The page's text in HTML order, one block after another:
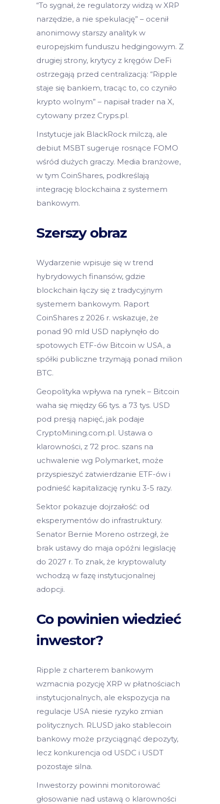
“To sygnał, że regulatorzy widzą w XRP
narzędzie, a nie spekulację” – ocenił
anonimowy starszy analityk w
europejskim funduszu hedgingowym. Z
drugiej strony, krytycy z kręgów DeFi
ostrzegają przed centralizacją: “Ripple
staje się bankiem, tracąc to, co czyniło
krypto wolnym” – napisał trader na X,
cytowany przez Cryps.pl.
Instytucje jak BlackRock milczą, ale
debiut MSBT sugeruje rosnące FOMO
wśród dużych graczy. Media branżowe,
w tym CoinShares, podkreślają
integrację blockchaina z systemem
bankowym.
Szerszy obraz
Wydarzenie wpisuje się w trend
hybrydowych finansów, gdzie
blockchain łączy się z tradycyjnym
systemem bankowym. Raport
CoinShares z 2026 r. wskazuje, że
ponad 90 mld USD napłynęło do
spotowych ETF-ów Bitcoin w USA, a
spółki publiczne trzymają ponad milion
BTC.
Geopolityka wpływa na rynek – Bitcoin
waha się między 66 tys. a 73 tys. USD
pod presją napięć, jak podaje
CryptoMining.com.pl. Ustawa o
klarowności, z 72 proc. szans na
uchwalenie wg Polymarket, może
przyspieszyć zatwierdzanie ETF-ów i
podnieść kapitalizację rynku 3-5 razy.
Sektor pokazuje dojrzałość: od
eksperymentów do infrastruktury.
Senator Bernie Moreno ostrzegł, że
brak ustawy do maja opóźni legislację
do 2027 r. To znak, że kryptowaluty
wchodzą w fazę instytucjonalnej
adopcji.
Co powinien wiedzieć
inwestor?
Ripple z charterem bankowym
wzmacnia pozycję XRP w płatnościach
instytucjonalnych, ale ekspozycja na
regulacje USA niesie ryzyko zmian
politycznych. RLUSD jako stablecoin
bankowy może przyciągnąć depozyty,
lecz konkurencja od USDC i USDT
pozostaje silna.
Inwestorzy powinni monitorować
głosowanie nad ustawą o klarowności